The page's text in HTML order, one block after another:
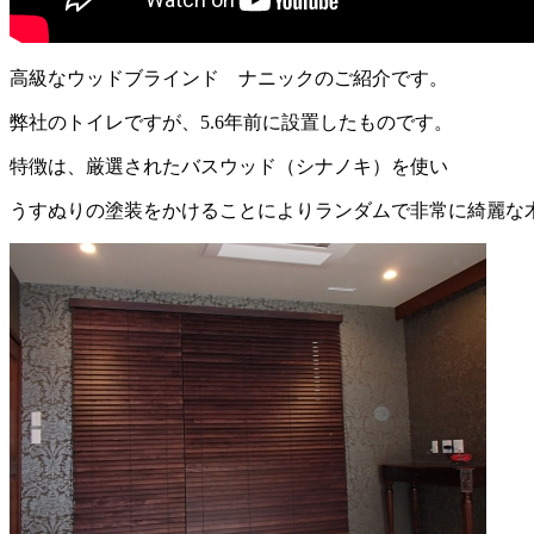
高級なウッドブラインド ナニックのご紹介です。
弊社のトイレですが、5.6年前に設置したものです。
特徴は、厳選されたバスウッド（シナノキ）を使い
うすぬりの塗装をかけることによりランダムで非常に綺麗な